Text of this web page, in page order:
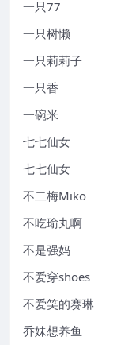
一只77
一只树懒
一只莉莉子
一只香
一碗米
七七仙女
七七仙女
不二梅Miko
不吃瑜丸啊
不是强妈
不爱穿shoes
不爱笑的赛琳
乔妹想养鱼